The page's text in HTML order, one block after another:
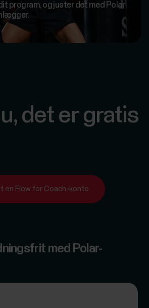
program, og juster det med Polar
det er gratis
en Flow for Coach-konto
med Polar-